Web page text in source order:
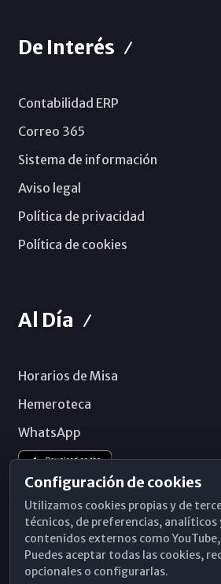
De Interés
Contabilidad ERP
Correo 365
Sistema de información
Aviso legal
Política de privacidad
Política de cookies
Al Día
Horarios de Misa
Hemeroteca
WhatsApp
Configuración de cookies
Utilizamos cookies propias y de
técnicos, de preferencias,
contenidos externos como
Puedes aceptar todas las cookies,
opcionales o configurarlas.